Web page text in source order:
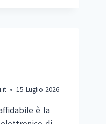
15 Luglio 2026
è la